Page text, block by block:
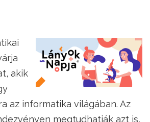
akik
az informatika világában. Az
megtudhatják azt is,